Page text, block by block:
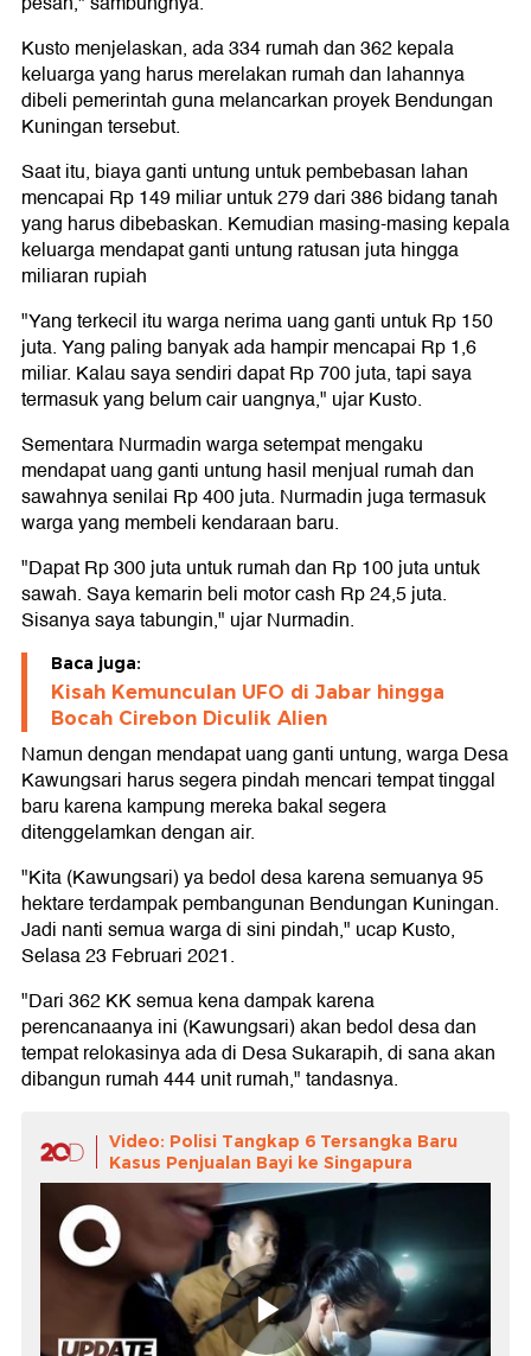
Kusto menjelaskan, ada 334 rumah dan 362 kepala
keluarga yang harus merelakan rumah dan lahannya
dibeli pemerintah guna melancarkan proyek Bendungan
Kuningan tersebut.
Saat itu, biaya ganti untung untuk pembebasan lahan
mencapai Rp 149 miliar untuk 279 dari 386 bidang tanah
yang harus dibebaskan. Kemudian masing-masing kepala
keluarga mendapat ganti untung ratusan juta hingga
miliaran rupiah
"Yang terkecil itu warga nerima uang ganti untuk Rp 150
juta. Yang paling banyak ada hampir mencapai Rp 1,6
miliar. Kalau saya sendiri dapat Rp 700 juta, tapi saya
termasuk yang belum cair uangnya," ujar Kusto.
Sementara Nurmadin warga setempat mengaku
mendapat uang ganti untung hasil menjual rumah dan
sawahnya senilai Rp 400 juta. Nurmadin juga termasuk
warga yang membeli kendaraan baru.
"Dapat Rp 300 juta untuk rumah dan Rp 100 juta untuk
sawah. Saya kemarin beli motor cash Rp 24,5 juta.
Sisanya saya tabungin," ujar Nurmadin.
Baca juga:
Kisah Kemunculan UFO di Jabar hingga
Bocah Cirebon Diculik Alien
Namun dengan mendapat uang ganti untung, warga Desa
Kawungsari harus segera pindah mencari tempat tinggal
baru karena kampung mereka bakal segera
ditenggelamkan dengan air.
"Kita (Kawungsari) ya bedol desa karena semuanya 95
hektare terdampak pembangunan Bendungan Kuningan.
Jadi nanti semua warga di sini pindah," ucap Kusto,
Selasa 23 Februari 2021.
"Dari 362 KK semua kena dampak karena
perencanaanya ini (Kawungsari) akan bedol desa dan
tempat relokasinya ada di Desa Sukarapih, di sana akan
dibangun rumah 444 unit rumah," tandasnya.
Video: Polisi Tangkap 6 Tersangka Baru
Kasus Penjualan Bayi ke Singapura